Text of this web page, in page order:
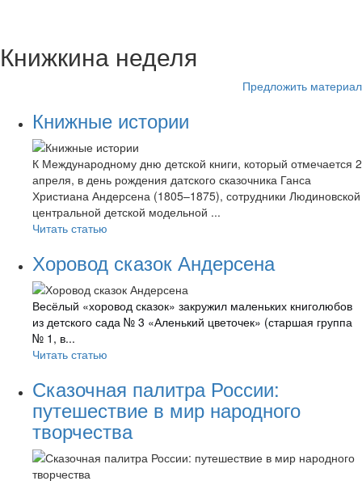
Книжкина неделя
Предложить материал
Книжные истории
К Международному дню детской книги, который отмечается 2
апреля, в день рождения датского сказочника Ганса
Христиана Андерсена (1805–1875), сотрудники Людиновской
центральной детской модельной ...
Читать статью
Хоровод сказок Андерсена
Весёлый «хоровод сказок» закружил маленьких книголюбов
из детского сада № 3 «Аленький цветочек» (старшая группа
№ 1, в...
Читать статью
Сказочная палитра России:
путешествие в мир народного
творчества